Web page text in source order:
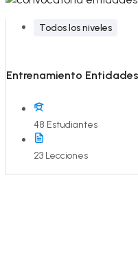
Todos los niveles
Entrenamiento
48 Estudiantes
23 Lecciones